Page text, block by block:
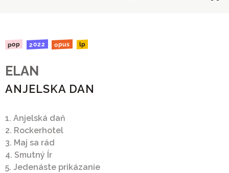
pop 2022 opus lp
ELAN
ANJELSKA DAN
1. Anjelská daň
2. Rockerhotel
3. Maj sa rád
4. Smutný Ír
5. Jedenáste prikázanie